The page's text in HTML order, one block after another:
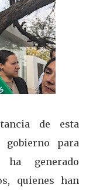
de esta
gobierno para
generado
quienes han